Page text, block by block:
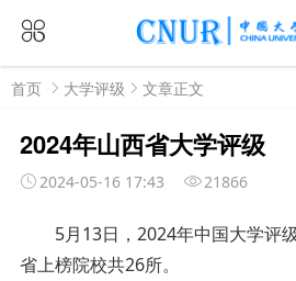
首页 大学评级 文章正文
2024年山西省大学评级
2024-05-16 17:43 21866
5月13日，2024年中国大学评
省上榜院校共26所。